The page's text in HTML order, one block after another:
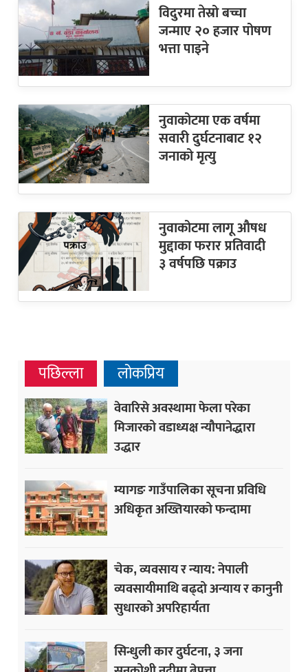
विदुरमा तेस्रो बच्चा
जन्माए २० हजार पोषण
भत्ता पाइने
नुवाकोटमा एक वर्षमा
सवारी दुर्घटनाबाट १२
जनाको मृत्यु
नुवाकोटमा लागू औषध
मुद्दाका फरार प्रतिवादी
३ वर्षपछि पक्राउ
पछिल्ला लोकप्रिय
वेवारिसे अवस्थामा फेला परेका
मिजारको वडाध्यक्ष न्यौपानेद्धारा
उद्धार
म्यागङ गाउँपालिका सूचना प्रविधि
अधिकृत अख्तियारको फन्दामा
चेक, व्यवसाय र न्याय: नेपाली
व्यवसायीमाथि बढ्दो अन्याय र कानुनी
सुधारको अपरिहार्यता
सिन्धुली कार दुर्घटना, ३ जना